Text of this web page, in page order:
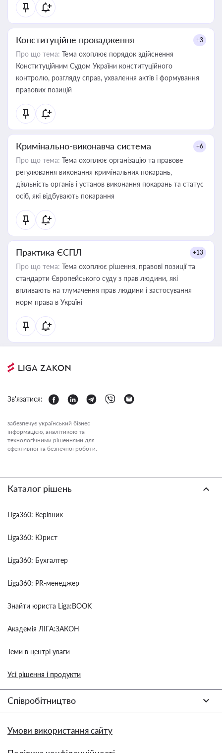
Конституційне провадження +3
Про що тема: Тема охоплює порядок здійснення
Конституційним Судом України конституційного
контролю, розгляду справ, ухвалення актів і формування
правових позицій
Кримінально-виконавча система +6
Про що тема: Тема охоплює організацію та правове
регулювання виконання кримінальних покарань,
діяльність органів і установ виконання покарань та статус
осіб, які відбувають покарання
Практика ЄСПЛ +13
Про що тема: Тема охоплює рішення, правові позиції та
стандарти Європейського суду з прав людини, які
впливають на тлумачення прав людини і застосування
норм права в Україні
Зв'язатися:
забезпечує український бізнес
інформацією, аналітикою та
технологічними рішеннями для
ефективної та безпечної роботи.
Каталог рішень
Liga360: Керівник
Liga360: Юрист
Liga360: Бухгалтер
Liga360: PR-менеджер
Знайти юриста Liga:BOOK
Академія ЛІГА:ЗАКОН
Теми в центрі уваги
Усі рішення і продукти
Співробітництво
Умови використання сайту